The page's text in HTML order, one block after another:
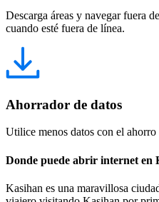
Descarga áreas y navegar fuera
cuando esté fuera de línea.
Ahorrador de datos
Utilice menos datos con el
Donde puede abrir internet en
Kasihan es una maravillosa